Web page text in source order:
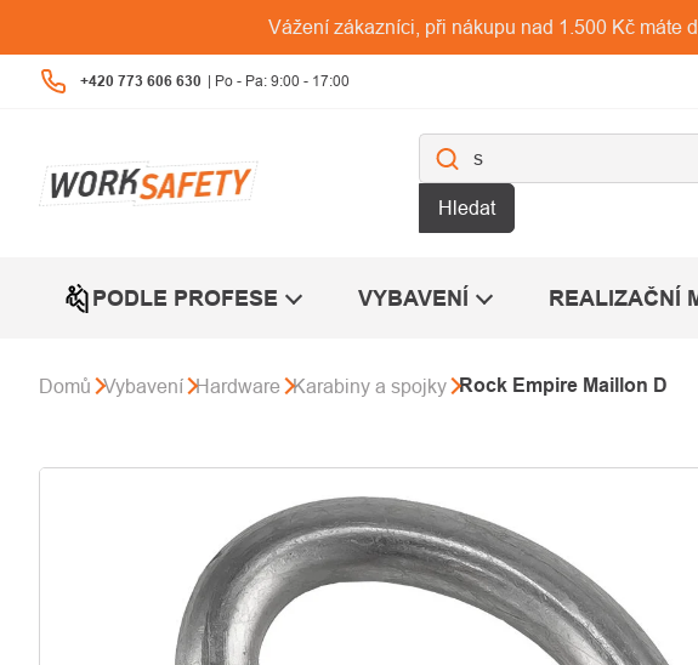
obsah
Vážení zákazníci, při nákupu nad 1.500 Kč máte
+420 773 606 630
Hledat
PODLE PROFESE VYBAVENÍ REALIZAČNÍ
Domů Vybavení Hardware Karabiny a spojky Rock Empire Maillon D